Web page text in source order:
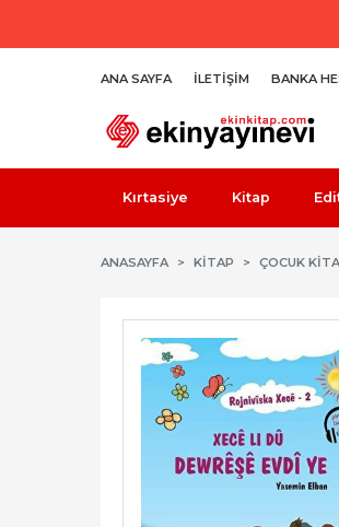
ANA SAYFA İLETIŞIM BANKA
Kırtasiye Kitap
ANASAYFA KİTAP ÇOCUK